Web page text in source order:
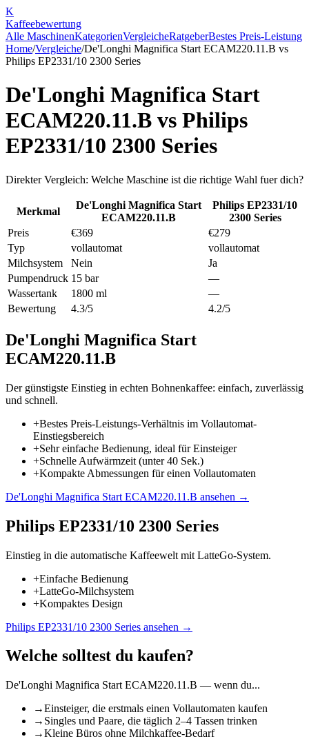
K
Kaffeebewertung
Alle MaschinenKategorienVergleicheRatgeberBestes Preis-Leistung
Home/Vergleiche/De'Longhi Magnifica Start ECAM220.11.B vs
Philips EP2331/10 2300 Series
De'Longhi Magnifica Start
ECAM220.11.B vs Philips
EP2331/10 2300 Series
Direkter Vergleich: Welche Maschine ist die richtige Wahl fuer dich?
Merkmal
De'Longhi Magnifica Start
ECAM220.11.B
Philips EP2331/10
2300 Series
Preis
€369
€279
Typ
vollautomat
vollautomat
Milchsystem
Nein
Ja
Pumpendruck 15 bar
—
Wassertank
1800 ml
—
Bewertung
4.3/5 4.2/5
De'Longhi Magnifica Start
ECAM220.11.B
Der günstigste Einstieg in echten Bohnenkaffee: einfach, zuverlässig
und schnell.
+Bestes Preis-Leistungs-Verhältnis im Vollautomat-
Einstiegsbereich
+Sehr einfache Bedienung, ideal für Einsteiger
+Schnelle Aufwärmzeit (unter 40 Sek.)
+Kompakte Abmessungen für einen Vollautomaten
De'Longhi Magnifica Start ECAM220.11.B ansehen →
Philips EP2331/10 2300 Series
Einstieg in die automatische Kaffeewelt mit LatteGo-System.
+Einfache Bedienung
+LatteGo-Milchsystem
+Kompaktes Design
Philips EP2331/10 2300 Series ansehen →
Welche solltest du kaufen?
De'Longhi Magnifica Start ECAM220.11.B — wenn du...
→Einsteiger, die erstmals einen Vollautomaten kaufen
→ Singles und Paare, die täglich 2–4 Tassen trinken
→Kleine Büros ohne Milchkaffee-Bedarf